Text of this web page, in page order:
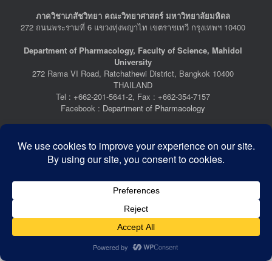
ภาควิชาเภสัชวิทยา คณะวิทยาศาสตร์ มหาวิทยาลัยมหิดล
272 ถนนพระรามที่ 6 แขวงทุ่งพญาไท เขตราชเทวี กรุงเทพฯ 10400
Department of Pharmacology, Faculty of Science, Mahidol
University
272 Rama VI Road, Ratchathewi District, Bangkok 10400
THAILAND
Tel : +662-201-5641-2, Fax : +662-354-7157
Facebook : Department of Pharmacology